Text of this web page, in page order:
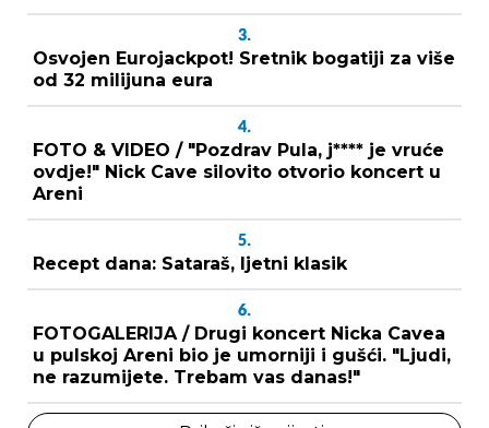
3.
Osvojen Eurojackpot! Sretnik bogatiji za više
od 32 milijuna eura
4.
FOTO & VIDEO / "Pozdrav Pula, j**** je vruće
ovdje!" Nick Cave silovito otvorio koncert u
Areni
5.
Recept dana: Sataraš, ljetni klasik
6.
FOTOGALERIJA / Drugi koncert Nicka Cavea
u pulskoj Areni bio je umorniji i gušći. "Ljudi,
ne razumijete. Trebam vas danas!"